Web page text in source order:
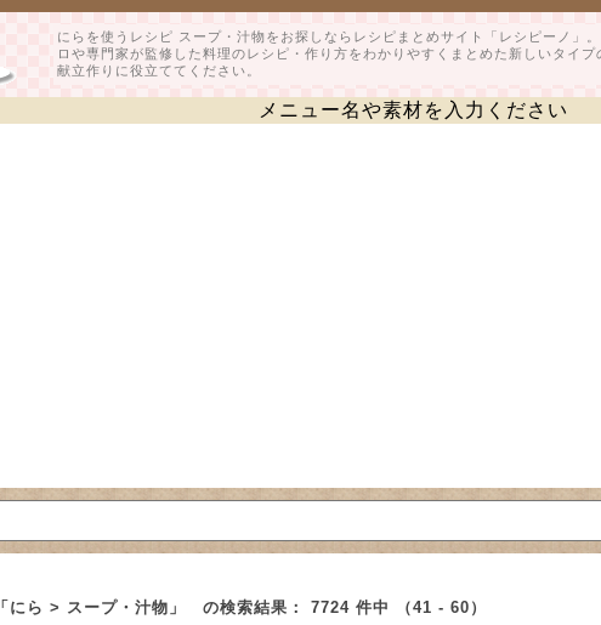
にらを使うレシピ スープ・汁物をお探しならレシピまとめサイト「レシピーノ
ロや専門家が監修した料理のレシピ・作り方をわかりやすくまとめた新しいタイ
献立作りに役立ててください。
メニュー名や素材を入力ください
「にら > スープ・汁物」 の検索結果： 7724件中 （41 - 60）